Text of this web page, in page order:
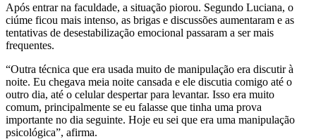
Após entrar na faculdade, a situação piorou. Segundo Luciana, o
ciúme ficou mais intenso, as brigas e discussões aumentaram e as
tentativas de desestabilização emocional passaram a ser mais
frequentes.
“Outra técnica que era usada muito de manipulação era discutir à
noite. Eu chegava meia noite cansada e ele discutia comigo até o
outro dia, até o celular despertar para levantar. Isso era muito
comum, principalmente se eu falasse que tinha uma prova
importante no dia seguinte. Hoje eu sei que era uma manipulação
psicológica”, afirma.